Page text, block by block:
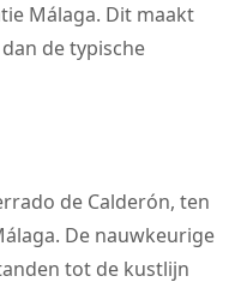
Málaga. Dit maakt
de typische
de Calderón, ten
De nauwkeurige
tot de kustlijn